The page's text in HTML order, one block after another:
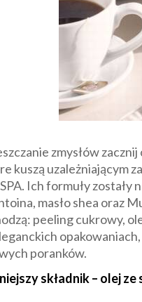
zmysłów
kuszą uzależniającym
Ich formuły zostały
masło shea
peeling cukrowy,
poranków.
składnik – olej